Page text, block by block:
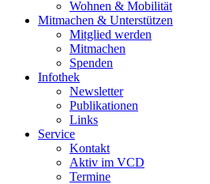
Wohnen & Mobilität
Mitmachen & Unterstützen
Mitglied werden
Mitmachen
Spenden
Infothek
Newsletter
Publikationen
Links
Service
Kontakt
Aktiv im VCD
Termine